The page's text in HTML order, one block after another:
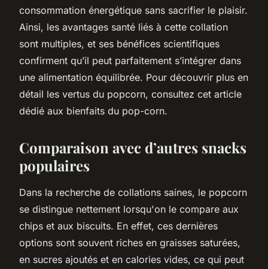
consommation énergétique sans sacrifier le plaisir.
Ainsi, les avantages santé liés à cette collation
sont multiples, et ses bénéfices scientifiques
confirment qu’il peut parfaitement s’intégrer dans
une alimentation équilibrée. Pour découvrir plus en
détail les vertus du popcorn, consultez cet article
dédié aux bienfaits du pop-corn.
Comparaison avec d’autres snacks
populaires
Dans la recherche de collations saines, le popcorn
se distingue nettement lorsqu'on le compare aux
chips et aux biscuits. En effet, ces dernières
options sont souvent riches en graisses saturées,
en sucres ajoutés et en calories vides, ce qui peut